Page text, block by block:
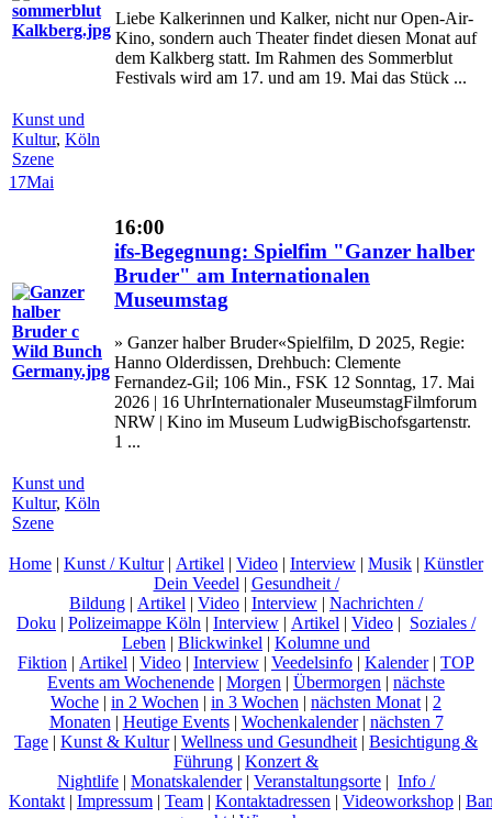
Liebe Kalkerinnen und Kalker, nicht nur Open-Air-
Kino, sondern auch Theater findet diesen Monat auf
dem Kalkberg statt. Im Rahmen des Sommerblut
Festivals wird am 17. und am 19. Mai das Stück ...
Kunst und
Kultur, Köln
Szene
17Mai
16:00
ifs-Begegnung: Spielfim "Ganzer halber
Bruder" am Internationalen
Museumstag
» Ganzer halber Bruder«Spielfilm, D 2025, Regie:
Hanno Olderdissen, Drehbuch: Clemente
Fernandez-Gil; 106 Min., FSK 12 Sonntag, 17. Mai
2026 | 16 UhrInternationaler MuseumstagFilmforum
NRW | Kino im Museum LudwigBischofsgartenstr.
1 ...
Kunst und
Kultur, Köln
Szene
Home | Kunst / Kultur| Artikel | Video | Interview | Musik | Künstler
Dein Veedel | Gesundheit /
Bildung | Artikel | Video | Interview | Nachrichten /
Doku | Polizeimappe Köln | Interview | Artikel | Video | Soziales /
Leben | Blickwinkel | Kolumne und
Fiktion | Artikel | Video | Interview | Veedelsinfo | Kalender| TOP
Events am Wochenende | Morgen | Übermorgen | nächste
Woche | in 2 Wochen | in 3 Wochen | nächsten Monat | 2
Monaten | Heutige Events| Wochenkalender| nächsten 7
Tage | Kunst & Kultur| Wellness und Gesundheit | Besichtigung &
Führung | Konzert &
Nightlife | Monatskalender| Veranstaltungsorte | Info /
Kontakt | Impressum | Team | Kontaktadressen | Videoworkshop |